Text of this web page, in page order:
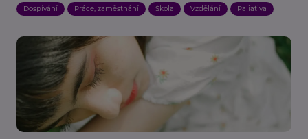
Dospívání Práce, zaměstnání Škola Vzdělání Paliativa